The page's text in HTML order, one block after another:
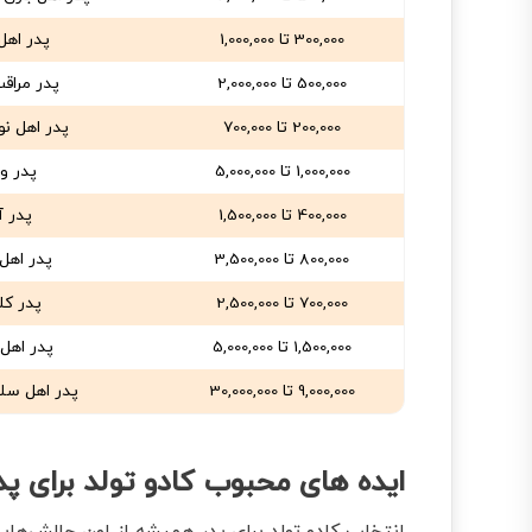
پدر
300,000 تا 1,000,000
پدر
500,000 تا 2,000,000
پدر اهل
200,000 تا 700,000
پدر
1,000,000 تا 5,000,000
پدر
400,000 تا 1,500,000
پدر
800,000 تا 3,500,000
پدر
700,000 تا 2,500,000
پدر
1,500,000 تا 5,000,000
پدر اهل 9,000,000 تا 30,000,000
ایده‌ های محبوب کادو تولد برای